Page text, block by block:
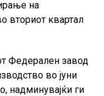
на
вториот квартал
Федерален завод
во јуни
надминувајќи ги